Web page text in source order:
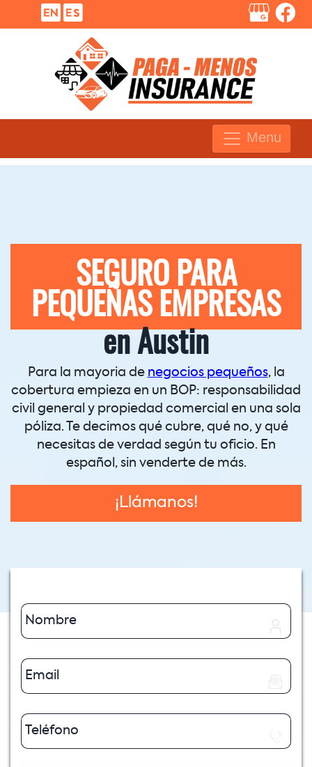
Menu
SEGURO PARA
PEQUEÑAS EMPRESAS
en Austin
Para la mayoria de negocios pequeños, la
cobertura empieza en un BOP: responsabilidad
civil general y propiedad comercial en una sola
póliza. Te decimos qué cubre, qué no, y qué
necesitas de verdad según tu oficio. En
español, sin venderte de más.
¡Llámanos!